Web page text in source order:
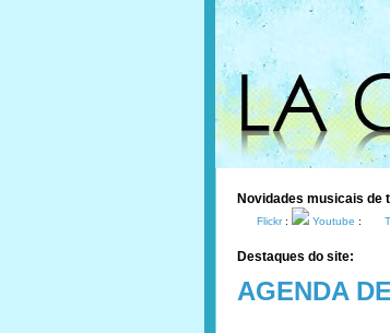
Novidades musicais de
Flickr: Youtube :
Destaques do site:
AGENDA